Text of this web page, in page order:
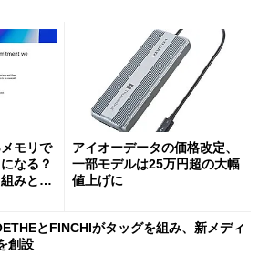
モリで
なる？
みと
アイオーデータの価格改定、
一部モデルは25万円超の大幅
値上げに
とFINCHIがタッグを組み、新メディ
創設